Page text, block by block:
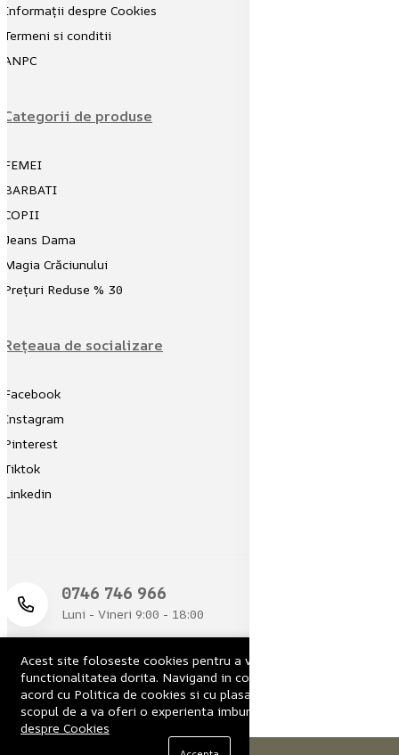
Informații despre Cookies
Termeni si conditii
ANPC
Categorii de produse
FEMEI
BARBATI
COPII
Jeans Dama
Magia Crăciunului
Prețuri Reduse % 30
Rețeaua de socializare
Facebook
Instagram
Pinterest
Tiktok
Linkedin
‪0746 746 966‬
Luni - Vineri 9:00 - 18:00
Copyright 2025 © Serena.ro All rights reserved. Powered by
Acest site foloseste cookies pentru a va oferi
functionalitatea dorita. Navigand in continuare, sunteti de
acord cu Politica de cookies si cu plasarea de cookies, cu
scopul de a va oferi o experienta imbunatatita.
despre Cookies